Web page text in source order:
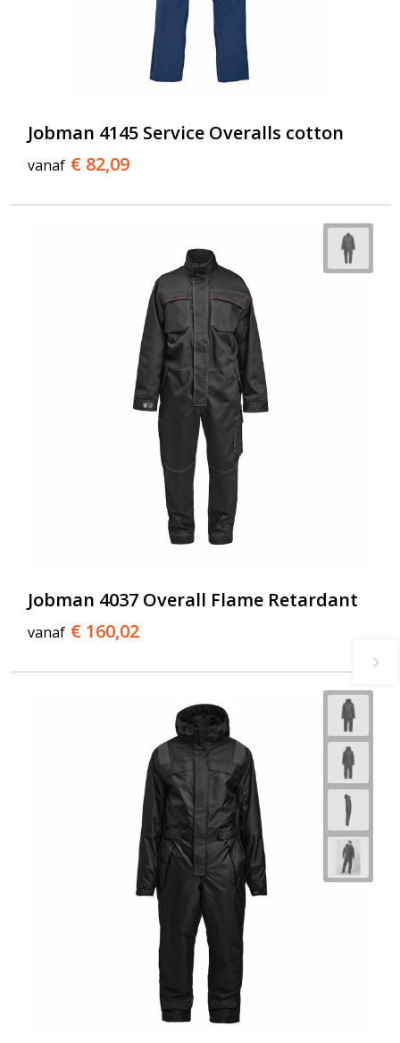
Jobman 4145 Service Overalls cotton
vanaf € 82,09
Jobman 4037 Overall Flame Retardant
vanaf € 160,02